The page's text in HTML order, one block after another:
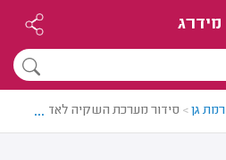
מידרג
רמת גן> סידור מערכת השקיה לאדניות
...